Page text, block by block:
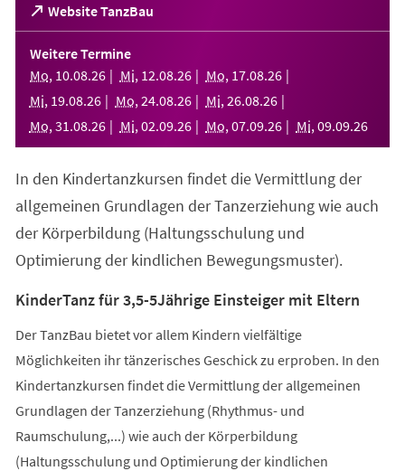
Website TanzBau
(Öffnet
in
einem
neuen
Tab)
Weitere Termine
Mo, 10.08.26 Mi, 12.08.26 Mo, 17.08.26
Mi, 19.08.26 Mo, 24.08.26 Mi, 26.08.26
Mo, 31 .08.26 Mi, 02.09.26 Mo, 07.09.26 Mi, 09.09.26
In den Kindertanzkursen findet die Vermittlung der
allgemeinen Grundlagen der Tanzerziehung wie auch
der Körperbildung (Haltungsschulung und
Optimierung der kindlichen Bewegungsmuster).
KinderTanz für 3,5-5Jährige Einsteiger mit Eltern
Der TanzBau bietet vor allem Kindern vielfältige
Möglichkeiten ihr tänzerisches Geschick zu erproben. In den
Kindertanzkursen findet die Vermittlung der allgemeinen
Grundlagen der Tanzerziehung (Rhythmus- und
Raumschulung,...) wie auch der Körperbildung
(Haltungsschulung und Optimierung der kindlichen